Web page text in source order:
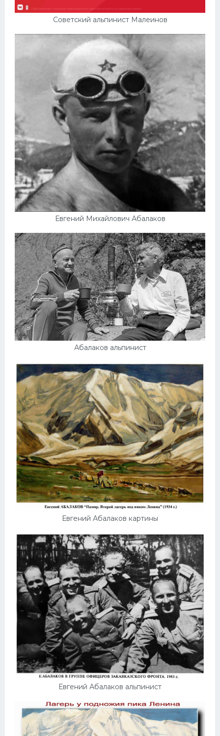
Советский альпинист Малеинов
Евгений Михайлович Абалаков
Абалаков альпинист
Евгений Абалаков картины
Евгений Абалаков альпинист